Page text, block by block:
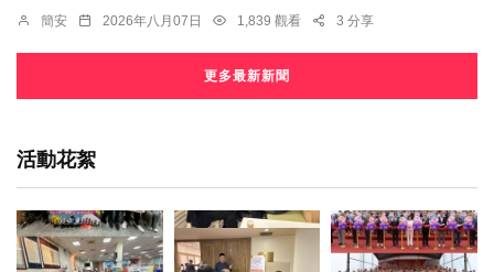
簡安 2026年八月07日 1,839 觀看 3 分享
更多最新新聞
活動花絮